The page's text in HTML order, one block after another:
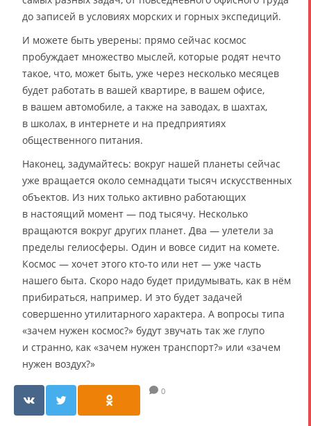
до записей в условиях морских и горных экспедиций.
И можете быть уверены: прямо сейчас космос
пробуждает множество мыслей, которые родят нечто
такое, что, может быть, уже через несколько месяцев
будет работать в вашей квартире, в вашем офисе,
в вашем автомобиле, а также на заводах, в шахтах,
в школах, в интернете и на предприятиях
общественного питания.
Наконец, задумайтесь: вокруг нашей планеты сейчас
уже вращается около семнадцати тысяч искусственных
объектов. Из них только активно работающих
в настоящий момент — под тысячу. Несколько
вращаются вокруг других планет. Два — улетели за
пределы гелиосферы. Один и вовсе сидит на комете.
Космос — хочет этого кто-то или нет — уже часть
нашего быта. Скоро надо будет придумывать, как в нём
прибираться, например. И это будет задачей
совершенно утилитарного характера. А вопросы типа
«зачем нужен космос?» будут звучать так же глупо
и странно, как «зачем нужен транспорт?» или «зачем
нужен воздух?»
0